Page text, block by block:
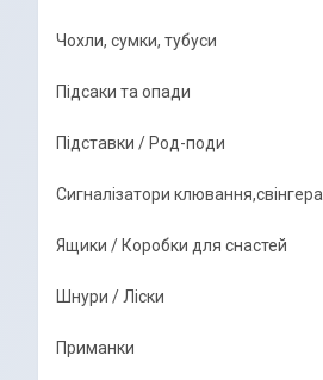
Чохли, сумки, тубуси
Підсаки та опади
Підставки / Род-поди
Сигналізатори клювання,свінгера
Ящики / Коробки для снастей
Шнури / Ліски
Приманки